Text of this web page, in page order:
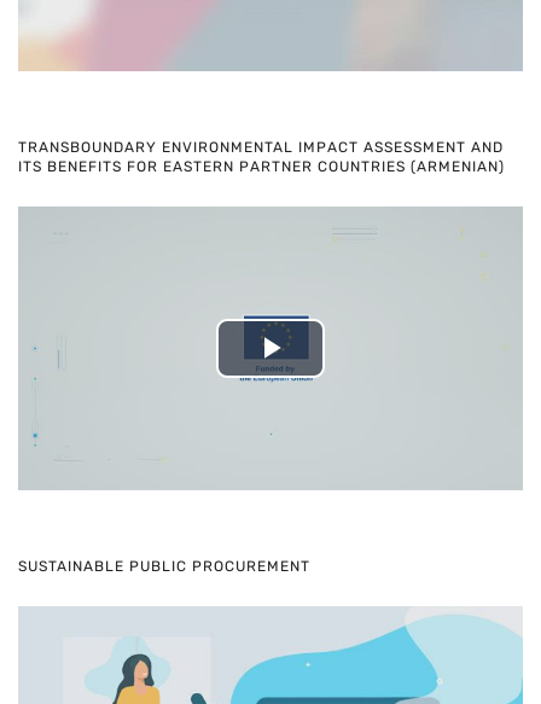
TRANSBOUNDARY ENVIRONMENTAL IMPACT ASSESSMENT AND
ITS BENEFITS FOR EASTERN PARTNER COUNTRIES (ARMENIAN)
Play
Video
SUSTAINABLE PUBLIC PROCUREMENT